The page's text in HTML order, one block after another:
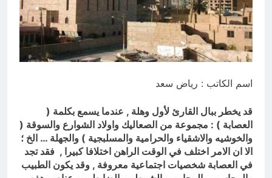
بتفكيكها ومواجهتها
3 ساعات Ago
اسم الكاتب : رياض سعد
قد يخطر ببال القارئ لأول وهلة , عندما يسمع بكلمة (
العصابة ) : مجموعة من الصعاليك واولاد الشوارع والسوقة (
والخوشيه والاشقياء والحرامية والمسلبجية ) والجهلة … الخ ؛
الا ان الامر اختلف في الوقت الراهن اختلافا كبيرا , فقد تجد
في العصابة شخصيات اجتماعية معروفة , وقد يكون الطبيب